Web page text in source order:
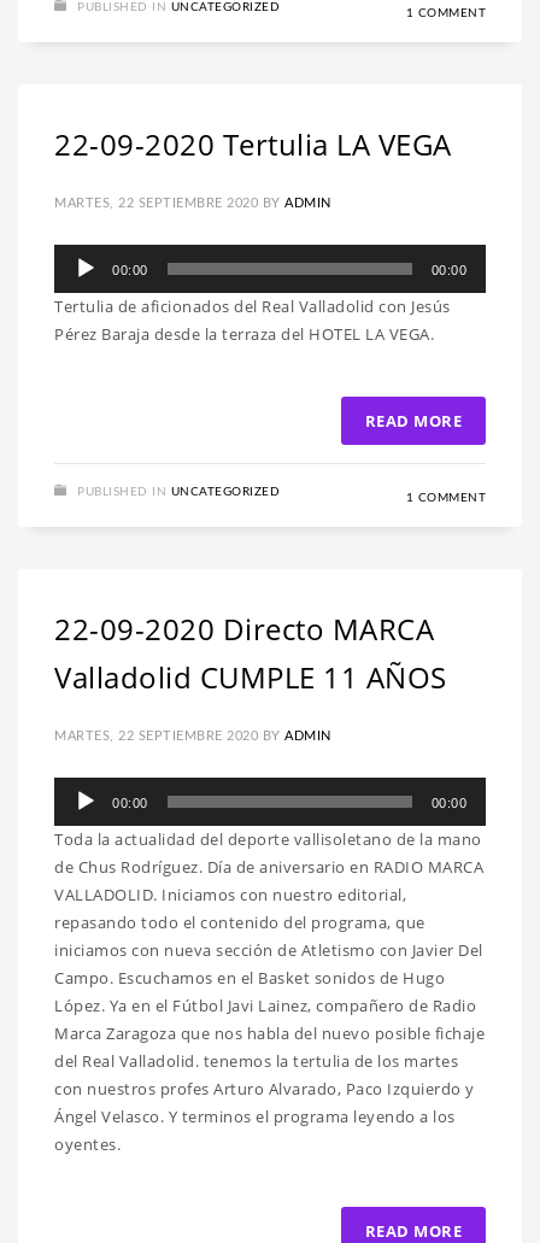
PUBLISHED IN UNCATEGORIZED 1 COMMENT
22-09-2020 Tertulia LA VEGA
MARTES, 22 SEPTIEMBRE 2020 BY ADMIN
Reproductor
audio
00:00 00:00
Tertulia de aficionados del Real Valladolid con Jesús
Pérez Baraja desde la terraza del HOTEL LA VEGA.
READ MORE
PUBLISHED IN UNCATEGORIZED 1 COMMENT
22-09-2020 Directo MARCA
Valladolid CUMPLE 11 AÑOS
MARTES, 22 SEPTIEMBRE 2020 BY ADMIN
Reproductor
audio
00:00 00:00
Toda la actualidad del deporte vallisoletano de la mano
de Chus Rodríguez. Día de aniversario en RADIO MARCA
VALLADOLID. Iniciamos con nuestro editorial,
repasando todo el contenido del programa, que
iniciamos con nueva sección de Atletismo con Javier Del
Campo. Escuchamos en el Basket sonidos de Hugo
López. Ya en el Fútbol Javi Lainez, compañero de Radio
Marca Zaragoza que nos habla del nuevo posible fichaje
del Real Valladolid. tenemos la tertulia de los martes
con nuestros profes Arturo Alvarado, Paco Izquierdo y
Ángel Velasco. Y terminos el programa leyendo a los
oyentes.
READ MORE